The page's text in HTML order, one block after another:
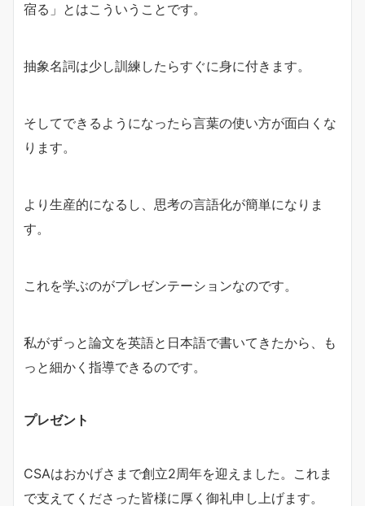
宿る」とはこういうことです。
抽象名詞は少し訓練したらすぐに身に付きます。
そしてできるようになったら言葉の使い方が面白くな
ります。
より生産的になるし、思考の言語化が簡単になりま
す。
これを学ぶのがプレゼンテーションなのです。
私がずっと論文を英語と日本語で書いてきたから、も
っと細かく指導できるのです。
プレゼント
CSAはおかげさまで創立2周年を迎えました。これま
で支えてくださった皆様に厚く御礼申し上げます。